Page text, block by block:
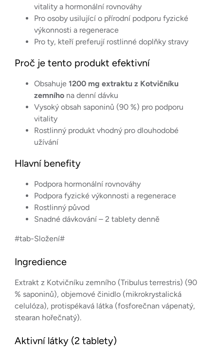
vitality a hormonální rovnováhy
Pro osoby usilující o přírodní podporu fyzické
výkonnosti a regenerace
Pro ty, kteří preferují rostlinné doplňky stravy
Proč je tento produkt efektivní
Obsahuje 1200 mg extraktu z Kotvičníku
zemního na denní dávku
Vysoký obsah saponinů (90 %) pro podporu
vitality
Rostlinný produkt vhodný pro dlouhodobé
užívání
Hlavní benefity
Podpora hormonální rovnováhy
Podpora fyzické výkonnosti a regenerace
Rostlinný původ
Snadné dávkování – 2 tablety denně
#tab-Složení#
Ingredience
Extrakt z Kotvičníku zemního (Tribulus terrestris) (90
% saponinů), objemové činidlo (mikrokrystalická
celulóza), protispékavá látka (fosforečnan vápenatý,
stearan hořečnatý).
Aktivní látky (2 tablety)